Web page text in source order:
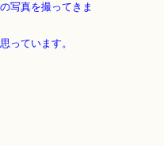
写真を撮ってきま
っています。